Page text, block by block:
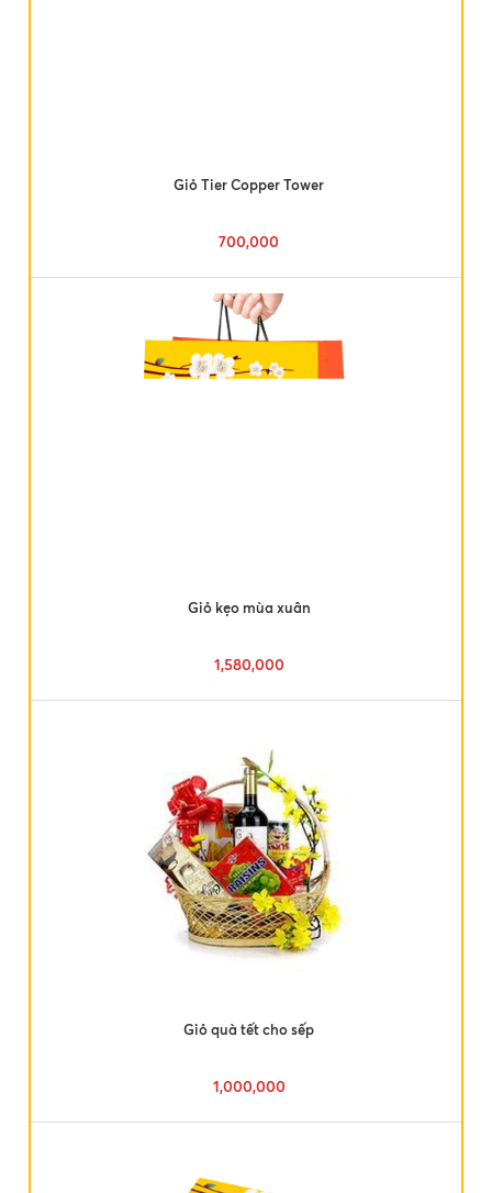
Giỏ Tier Copper Tower
700,000
Giỏ kẹo mùa xuân
1,580,000
Giỏ quà tết cho sếp
1,000,000